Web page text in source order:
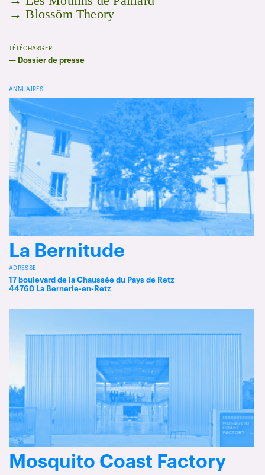
→ Blossöm Theory
TÉLÉCHARGER
— Dossier de presse
ANNUAIRES
La Bernitude
ADRESSE
17 boulevard de la Chaussée du Pays de Retz
44760 La Bernerie-en-Retz
Mosquito Coast Factory